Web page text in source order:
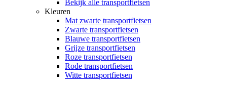
Bekijk alle transportfietsen
Kleuren
Mat zwarte transportfietsen
Zwarte transportfietsen
Blauwe transportfietsen
Grijze transportfietsen
Roze transportfietsen
Rode transportfietsen
Witte transportfietsen